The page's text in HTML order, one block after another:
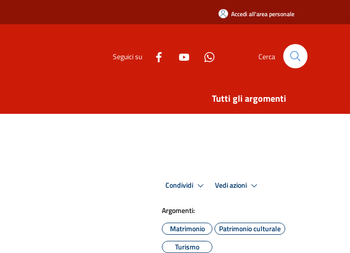
Accedi all'area personale
Seguici su Cerca
Tutti gli argomenti
Condividi Vedi azioni
Argomenti:
Matrimonio
Patrimonio culturale
Turismo